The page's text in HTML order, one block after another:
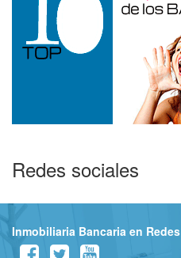
Redes sociales
Inmobiliaria Bancaria en Redes